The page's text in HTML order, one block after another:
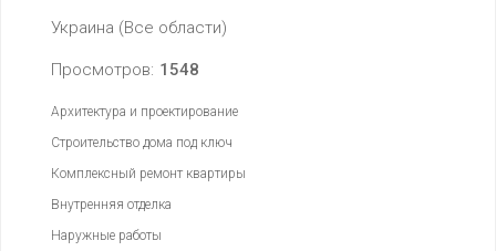
Украина (Все области)
Просмотров: 1548
Архитектура и проектирование
Строительство дома под ключ
Комплексный ремонт квартиры
Внутренняя отделка
Наружные работы